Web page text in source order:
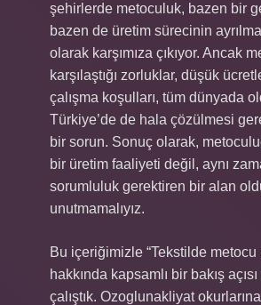
şehirlerde metoculuk, bazen bir
bazen de üretim sürecinin
olarak karşımıza çıkıyor. Ancak
karşılaştığı zorluklar, düşük
çalışma koşulları, tüm dünyada
Türkiye’de de hala çözülmesi
bir sorun. Sonuç olarak,
bir üretim faaliyeti değil, aynı
sorumluluk gerektiren bir alan
unutmamalıyız.
Bu içeriğimizle “Tekstilde metocu
hakkında kapsamlı bir bakış
çalıştık. Ozoglunakliyat